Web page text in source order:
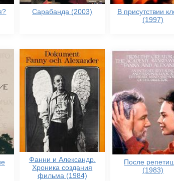
Сарабанда (2003)
В присутствии
(1997)
Фанни и Александр.
Хроника создания
фильма (1984)
После
(1983)